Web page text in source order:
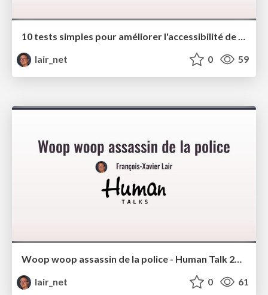
10 tests simples pour améliorer l'accessibilité de votre site - BreizhCamp
lair_net
0 59
Woop woop assassin de la police - Human Talk 2024
lair_net
0 61